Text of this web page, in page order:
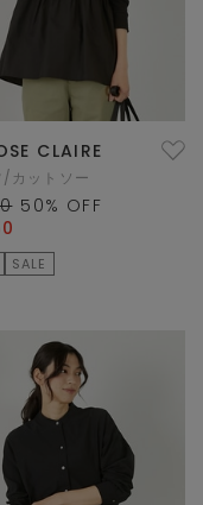
CLAIRE
/カットソー
50% OFF
SALE